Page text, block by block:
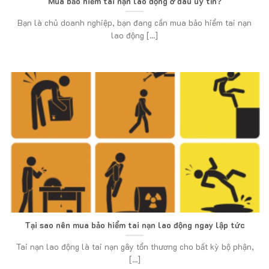
Bạn là chủ doanh nghiệp, bạn đang cần mua bảo hiểm tai nạn
lao động [...]
Tại sao nên mua bảo hiểm tai nạn lao động ngay lập tức
Tai nạn lao động là tai nạn gây tổn thương cho bất kỳ bộ phận,
[...]